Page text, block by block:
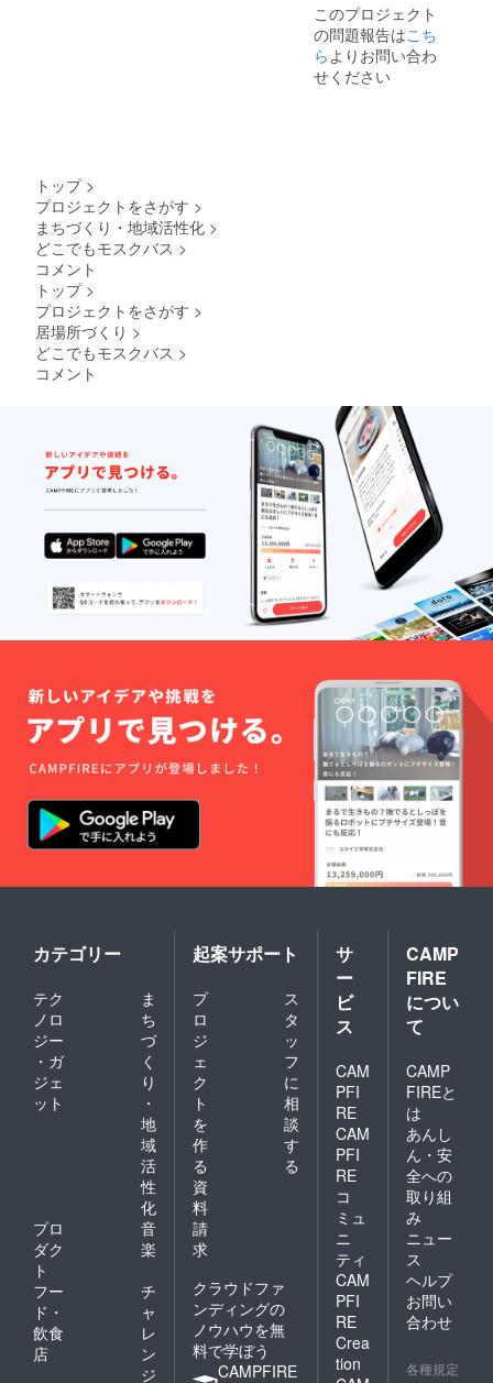
このプロジェクト
の問題報告はこち
ら よりお問い合わ
せください
トップ >
プロジェクトをさがす >
まちづくり・地域活性化 >
どこでもモスクバス >
コメント
トップ >
プロジェクトをさがす >
居場所づくり >
どこでもモスクバス >
コメント
カテゴリー
テク
ノロ
ジー
・ガ
ジェ
ット
ま
ち
づ
く
り
・
地
域
活
性
化
プロ
ダク
ト
音
楽
フー
ド・
飲食
店
チ
ャ
レ
ン
ジ
起案サポート
プ
ロ
ジ
ェ
ク
ト
を
作
る
ス
タ
ッ
フ
に
相
談
す
る
資
料
請
求
クラウドファ
ンディングの
ノウハウを無
料で学ぼう
CAMPFIRE
サ
ー
ビ
ス
CAM
PFI
RE
CAM
PFI
RE
コ
ミュ
ニ
ティ
CAM
PFI
RE
Crea
tion
CAMP
FIRE
につい
て
CAMP
FIREと
は
あんし
ん・安
全への
取り組
み
ニュー
ス
ヘルプ
お問い
合わせ
各種規定